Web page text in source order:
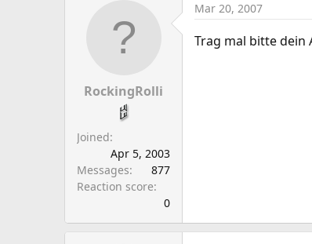
RockingRolli
Joined
Apr 5, 2003
Messages
877
Reaction score
0
Mar 20, 2007
Trag mal bitte dein